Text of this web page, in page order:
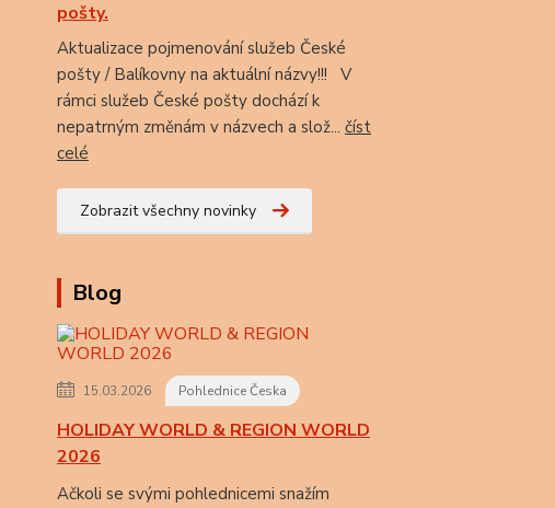
pošty.
Aktualizace pojmenování služeb České
pošty / Balíkovny na aktuální názvy!!! V
rámci služeb České pošty dochází k
nepatrným změnám v názvech a slož... číst
celé
Zobrazit všechny novinky
Blog
15.03.2026 Pohlednice Česka
HOLIDAY WORLD & REGION WORLD
2026
Ačkoli se svými pohlednicemi snažím